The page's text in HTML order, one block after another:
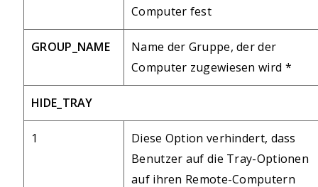
Computer fest
GROUP_NAME
Name der Gruppe, der der
Computer zugewiesen wird *
HIDE_TRAY
1
Diese Option verhindert, dass
Benutzer auf die Tray-Optionen
auf ihren Remote-Computern